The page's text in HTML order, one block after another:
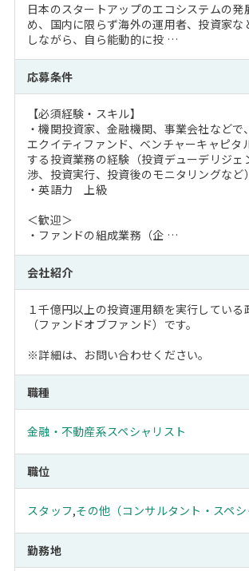
日本のスタートアップのエコシステムの発
め、国内に限らず海外の運用者、投資家な
しながら、自ら能動的に投 …
応募条件
【必須経験・スキル】
・機関投資家、金融機関、事業会社などで
エクイティファンド、ベンチャーキャピタ
する投資業務の経験（投資デューデリジェ
渉、投資実行、投資後のモニタリングなど）
・英語力 上級
＜歓迎＞
・ファンドの組成業務（企 …
会社紹介
１千億円以上の投資運用額を実行している
（ファンドオブファンド）です。
※詳細は、お問い合わせください。
職種
金融・不動産系スペシャリスト
職位
スタッフ,その他（コンサルタント・スペシ
勤務地